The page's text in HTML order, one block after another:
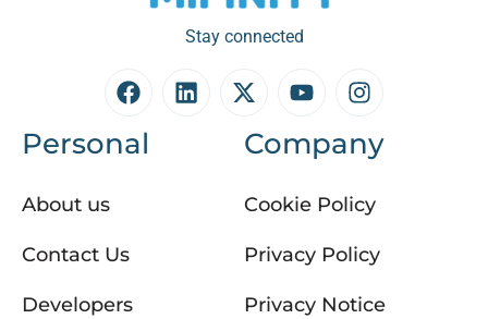
Stay connected
Personal
About us
Contact Us
Developers
Company
Cookie Policy
Privacy Policy
Privacy Notice